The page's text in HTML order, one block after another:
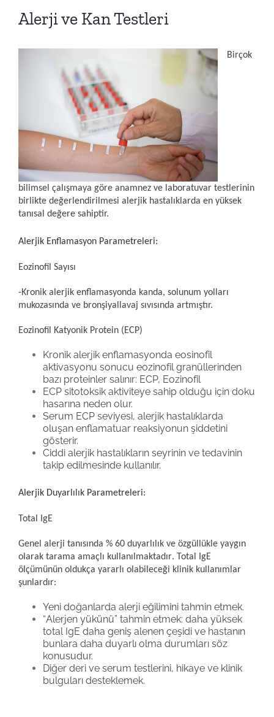
Alerji ve Kan Testleri
Birçok
bilimsel çalışmaya göre anamnez ve laboratuvar testlerinin
birlikte değerlendirilmesi alerjik hastalıklarda en yüksek
tanısal değere sahiptir.
Alerjik Enflamasyon Parametreleri:
Eozinofil Sayısı
-Kronik alerjik enflamasyonda kanda, solunum yolları
mukozasında ve bronşiyallavaj sıvısında artmıştır.
Eozinofil Katyonik Protein (ECP)
Kronik alerjik enflamasyonda eosinofil
aktivasyonu sonucu eozinofil granüllerinden
bazı proteinler salınır: ECP, Eozinofil
ECP sitotoksik aktiviteye sahip olduğu için doku
hasarına neden olur.
Serum ECP seviyesi, alerjik hastalıklarda
oluşan enflamatuar reaksiyonun şiddetini
gösterir.
Ciddi alerjik hastalıkların seyrinin ve tedavinin
takip edilmesinde kullanılır.
Alerjik Duyarlılık Parametreleri:
Total IgE
Genel alerji tanısında % 60 duyarlılık ve özgüllükle yaygın
olarak tarama amaçlı kullanılmaktadır. Total IgE
ölçümünün oldukça yararlı olabileceği klinik kullanımlar
şunlardır:
Yeni doğanlarda alerji eğilimini tahmin etmek.
“Alerjen yükünü” tahmin etmek: daha yüksek
total IgE daha geniş alenen çeşidi ve hastanın
bunlara daha duyarlı olma durumları söz
konusudur.
Diğer deri ve serum testlerini, hikaye ve klinik
bulguları desteklemek.